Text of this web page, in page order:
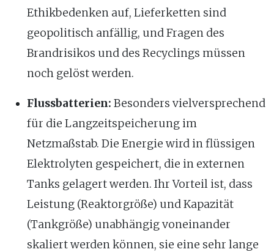
Ethikbedenken auf, Lieferketten sind
geopolitisch anfällig, und Fragen des
Brandrisikos und des Recyclings müssen
noch gelöst werden.
Flussbatterien: Besonders vielversprechend
für die Langzeitspeicherung im
Netzmaßstab. Die Energie wird in flüssigen
Elektrolyten gespeichert, die in externen
Tanks gelagert werden. Ihr Vorteil ist, dass
Leistung (Reaktorgröße) und Kapazität
(Tankgröße) unabhängig voneinander
skaliert werden können, sie eine sehr lange